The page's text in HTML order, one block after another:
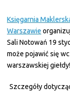
Księgarnia
Warszawie
Sali Notowań 19
może pojawić się
warszawskiej giełdy!
Szczegóły